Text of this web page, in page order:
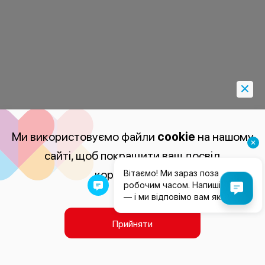
Ми використовуємо файли cookie на нашому
сайті, щоб покращити ваш досвід
користування.
Прийняти